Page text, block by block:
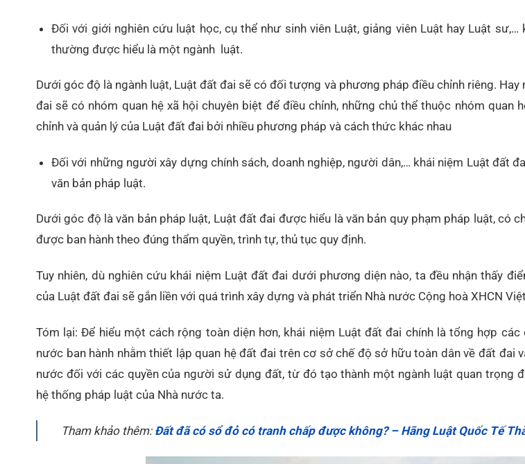
Đối với giới nghiên cứu luật học, cụ thể như sinh viên Luật, giảng viên Luật hay Luật
thường được hiểu là một ngành luật.
Dưới góc độ là ngành luật, Luật đất đai sẽ có đối tượng và phương pháp điều chỉnh riêng. Hay
đai sẽ có nhóm quan hệ xã hội chuyên biệt để điều chỉnh, những chủ thể thuộc nhóm quan
chỉnh và quản lý của Luật đất đai bởi nhiều phương pháp và cách thức khác nhau
Đối với những người xây dựng chính sách, doanh nghiệp, người dân,… khái niệm Luật đất
văn bản pháp luật.
Dưới góc độ là văn bản pháp luật, Luật đất đai được hiểu là văn bản quy phạm pháp luật, có
được ban hành theo đúng thẩm quyền, trình tự, thủ tục quy định.
Tuy nhiên, dù nghiên cứu khái niệm Luật đất đai dưới phương diện nào, ta đều nhận thấy
của Luật đất đai sẽ gắn liền với quá trình xây dựng và phát triển Nhà nước Cộng hoà XHCN
Tóm lại: Để hiểu một cách rộng toàn diện hơn, khái niệm Luật đất đai chính là tổng hợp các
nước ban hành nhằm thiết lập quan hệ đất đai trên cơ sở chế độ sở hữu toàn dân về đất đai
nước đối với các quyền của người sử dụng đất, từ đó tạo thành một ngành luật quan trọng
hệ thống pháp luật của Nhà nước ta.
Tham khảo thêm: Đất đã có sổ đỏ có tranh chấp được không? – Hãng Luật Quốc Tế